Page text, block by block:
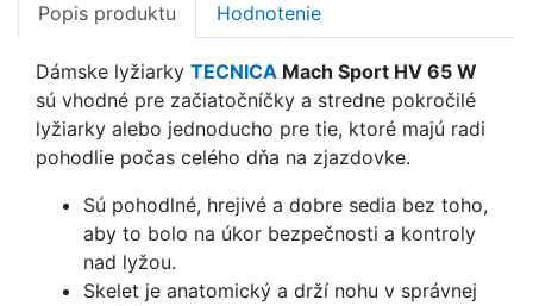
Popis produktu Hodnotenie
Dámske lyžiarky TECNICA Mach Sport HV 65 W
sú vhodné pre začiatočníčky a stredne pokročilé
lyžiarky alebo jednoducho pre tie, ktoré majú radi
pohodlie počas celého dňa na zjazdovke.
Sú pohodlné, hrejivé a dobre sedia bez toho,
aby to bolo na úkor bezpečnosti a kontroly
nad lyžou.
Skelet je anatomický a drží nohu v správnej